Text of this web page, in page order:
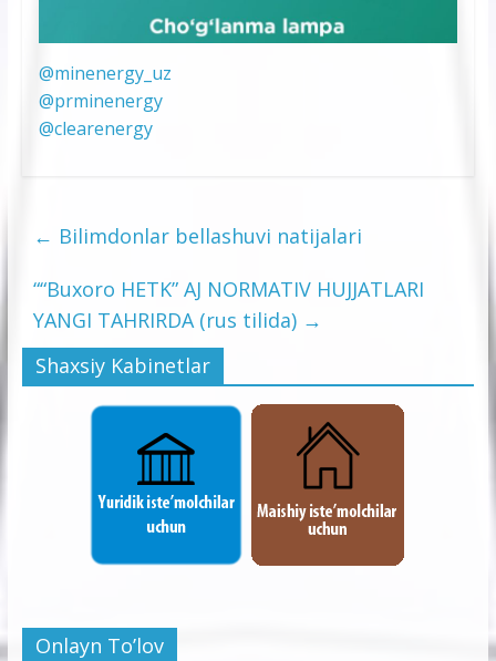
@minenergy_uz
@prminenergy
@clearenergy
← Bilimdonlar bellashuvi natijalari
““Buxoro HETK” AJ NORMATIV HUJJATLARI
YANGI TAHRIRDA (rus tilida) →
Shaxsiy Kabinetlar
Onlayn To’lov